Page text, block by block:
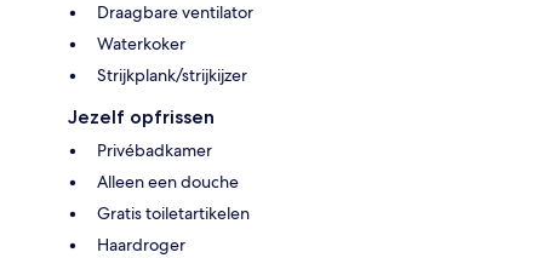
Draagbare ventilator
Waterkoker
Strijkplank/strijkijzer
Jezelf opfrissen
Privébadkamer
Alleen een douche
Gratis toiletartikelen
Haardroger